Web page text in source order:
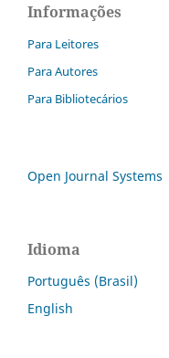
Informações
Para Leitores
Para Autores
Para Bibliotecários
Open Journal Systems
Idioma
Português (Brasil)
English